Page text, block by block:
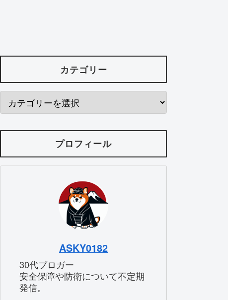
カテゴリー
プロフィール
ASKY0182
30代ブロガー
安全保障や防衛について不定期
発信。